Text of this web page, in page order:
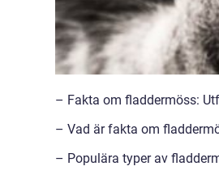
– Fakta om fladdermöss:
– Vad är fakta om
– Populära typer av